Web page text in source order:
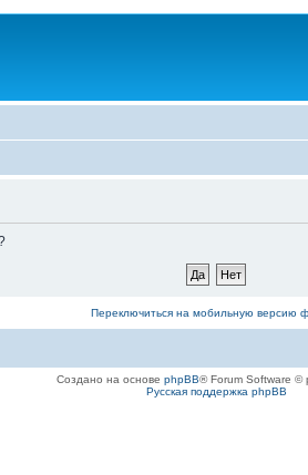
Переключиться на мобильную версию
Создано на основе phpBB® Forum Software ©
Русская поддержка phpBB